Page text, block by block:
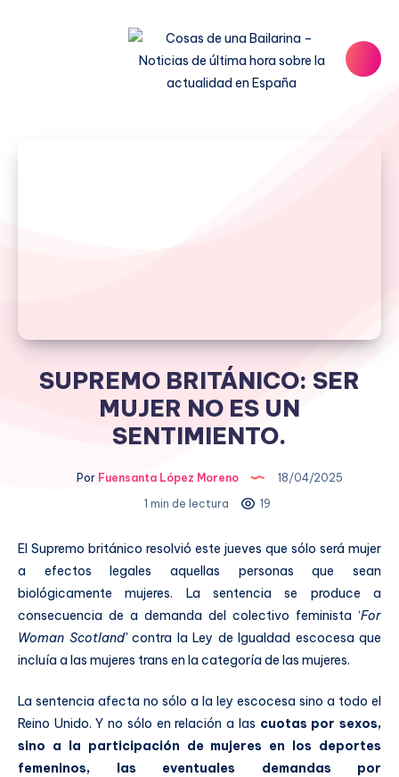
SUPREMO BRITÁNICO: SER
MUJER NO ES UN
SENTIMIENTO.
Por Fuensanta López Moreno
18/04/2025
1 min de lectura
19
El Supremo británico resolvió este jueves que sólo será mujer
a efectos legales aquellas personas que sean
biológicamente mujeres. La sentencia se produce a
consecuencia de a demanda del colectivo feminista ‘For
Woman Scotland’ contra la Ley de Igualdad escocesa que
incluía a las mujeres trans en la categoría de las mujeres.
La sentencia afecta no sólo a la ley escocesa sino a todo el
Reino Unido. Y no sólo en relación a las cuotas por sexos,
sino a la participación de mujeres en los deportes
femeninos, las eventuales demandas por